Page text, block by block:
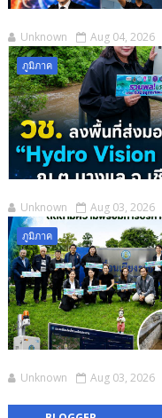
Unknown Aug 04, 2026
ภูมิภาค
Unknown Aug 03, 2026
ภูมิภาค
Unknown Aug 03, 2026